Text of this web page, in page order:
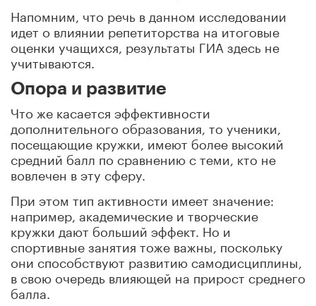
Напомним, что речь в данном исследовании
идет о влиянии репетиторства на итоговые
оценки учащихся, результаты ГИА здесь не
учитываются.
Опора и развитие
Что же касается эффективности
дополнительного образования, то ученики,
посещающие кружки, имеют более высокий
средний балл по сравнению с теми, кто не
вовлечен в эту сферу.
При этом тип активности имеет значение:
например, академические и творческие
кружки дают больший эффект. Но и
спортивные занятия тоже важны, поскольку
они способствуют развитию самодисциплины,
в свою очередь влияющей на прирост среднего
балла.